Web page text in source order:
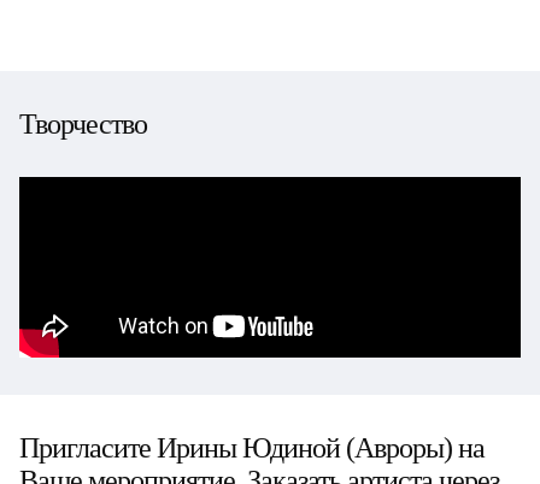
Творчество
Пригласите Ирины Юдиной (Авроры) на